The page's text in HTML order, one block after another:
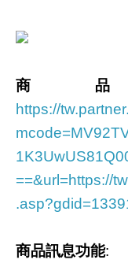
商
https://
==&url=https://
商品訊息功能: